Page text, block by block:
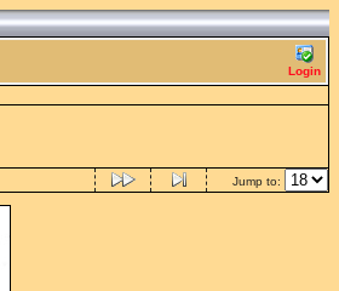
Login
Jump to: